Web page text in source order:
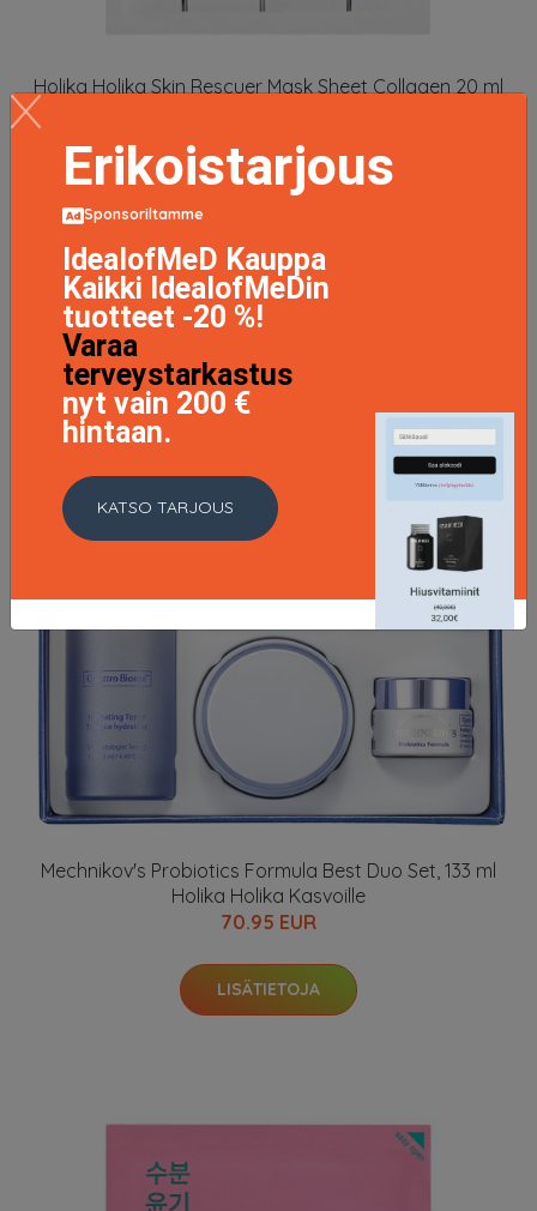
Holika Holika Skin Rescuer Mask Sheet Collagen 20 ml
LISÄTIETOJA
Mechnikov's Probiotics Formula Best Duo Set, 133 ml
Holika Holika Kasvoille
70.95 EUR
LISÄTIETOJA
Erikoistarjous
Sponsoriltamme
IdealofMeD Kauppa
Kaikki IdealofMeDin
tuotteet -20 %!
Varaa
terveystarkastus
nyt vain 200 €
hintaan.
KATSO TARJOUS